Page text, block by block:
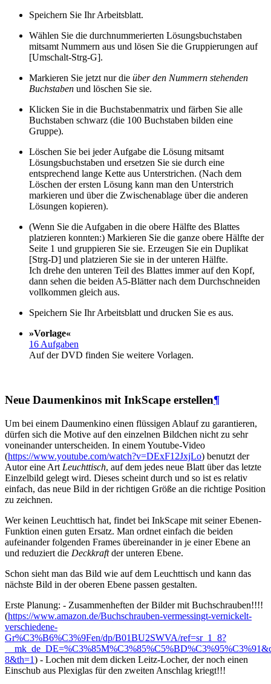
Speichern Sie Ihr Arbeitsblatt.
Wählen Sie die durchnummerierten Lösungsbuchstaben
mitsamt Nummern aus und lösen Sie die Gruppierungen auf
[Umschalt-Strg-G].
Markieren Sie jetzt nur die über den Nummern stehenden
Buchstaben und löschen Sie sie.
Klicken Sie in die Buchstabenmatrix und färben Sie alle
Buchstaben schwarz (die 100 Buchstaben bilden eine
Gruppe).
Löschen Sie bei jeder Aufgabe die Lösung mitsamt
Lösungsbuchstaben und ersetzen Sie sie durch eine
entsprechend lange Kette aus Unterstrichen. (Nach dem
Löschen der ersten Lösung kann man den Unterstrich
markieren und über die Zwischenablage über die anderen
Lösungen kopieren).
(Wenn Sie die Aufgaben in die obere Hälfte des Blattes
platzieren konnten:) Markieren Sie die ganze obere Hälfte der
Seite 1 und gruppieren Sie sie. Erzeugen Sie ein Duplikat
[Strg-D] und platzieren Sie sie in der unteren Hälfte.
Ich drehe den unteren Teil des Blattes immer auf den Kopf,
dann sehen die beiden A5-Blätter nach dem Durchschneiden
vollkommen gleich aus.
Speichern Sie Ihr Arbeitsblatt und drucken Sie es aus.
»Vorlage«
16 Aufgaben
Auf der DVD finden Sie weitere Vorlagen.
Neue Daumenkinos mit InkScape erstellen¶
Um bei einem Daumenkino einen flüssigen Ablauf zu garantieren,
dürfen sich die Motive auf den einzelnen Bildchen nicht zu sehr
voneinander unterscheiden. In einem Youtube-Video
(https://www.youtube.com/watch?v=DExF12JxjLo) benutzt der
Autor eine Art Leuchttisch, auf dem jedes neue Blatt über das letzte
Einzelbild gelegt wird. Dieses scheint durch und so ist es relativ
einfach, das neue Bild in der richtigen Größe an die richtige Position
zu zeichnen.
Wer keinen Leuchttisch hat, findet bei InkScape mit seiner Ebenen-
Funktion einen guten Ersatz. Man ordnet einfach die beiden
aufeinander folgenden Frames übereinander in je einer Ebene an
und reduziert die Deckkraftder unteren Ebene.
Schon sieht man das Bild wie auf dem Leuchttisch und kann das
nächste Bild in der oberen Ebene passen gestalten.
Erste Planung: - Zusammenheften der Bilder mit Buchschrauben!!!!
(https://www.amazon.de/Buchschrauben-vermessingt-vernickelt-
verschiedene-
Gr%C3%B6%C3%9Fen/dp/B01BU2SWVA/ref=sr_1_8?
8&th=1) - Lochen mit dem dicken Leitz-Locher, der noch einen
Einschub aus Plexiglas für den zweiten Anschlag kriegt!!!